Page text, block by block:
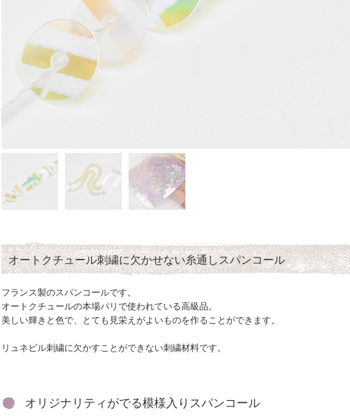
オートクチュール刺繍に欠かせない糸通しスパンコール
フランス製のスパンコールです。
オートクチュールの本場パリで使われている高級品。
美しい輝きと色で、とても見栄えがよいものを作ることができます。
リュネビル刺繍に欠かすことができない刺繍材料です。
オリジナリティがでる模様入りスパンコール